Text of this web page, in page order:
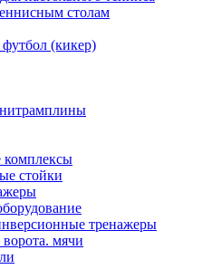
столам
(кикер)
стойки
тренажеры
мячи